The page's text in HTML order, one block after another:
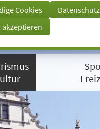
Cookies
akzeptieren